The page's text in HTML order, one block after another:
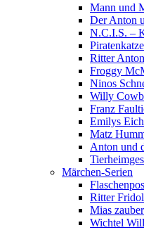
Mann und
Der Anton
N.C.I.S. –
Ritter
Froggy
Ninos
Willy
Franz
Emilys
Matz
Anton und
Märchen-Serien
Ritter
Mias
Wichtel